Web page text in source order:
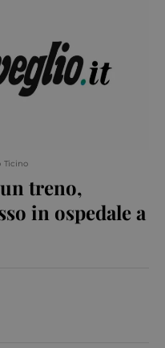
Ticino
treno,
in ospedale a